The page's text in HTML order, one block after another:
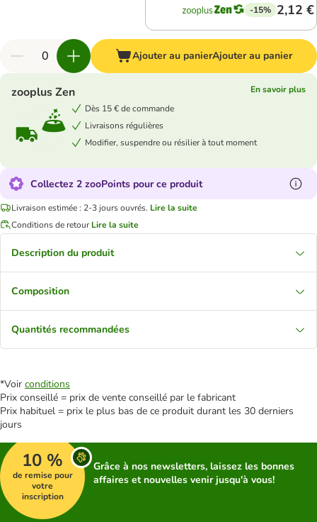
-15% 2,12 €
Ajouter au panierAjouter au panier
zooplus Zen
En savoir plus
Dès 15 € de commande
Livraisons régulières
Modifier, suspendre ou résilier à tout moment
Collectez 2 zooPoints pour ce produit
Livraison estimée : 2-3 jours ouvrés. Lire la suite
Conditions de retour Lire la suite
Description du produit
Composition
Quantités recommandées
*Voir conditions
Prix conseillé = prix de vente conseillé par le fabricant
Prix habituel = prix le plus bas de ce produit durant les 30 derniers
jours
10 %
de remise pour
votre
inscription
Grâce à nos newsletters, laissez les bonnes
affaires et nouvelles venir jusqu'à vous!